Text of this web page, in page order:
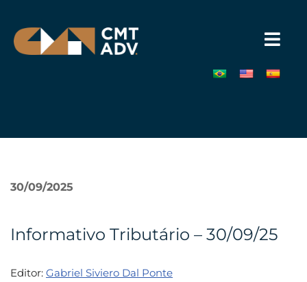
Pular
para
»
Informativo Tributário – 30/09/25
30/09/2025
Editor: Gabriel Siviero Dal Ponte